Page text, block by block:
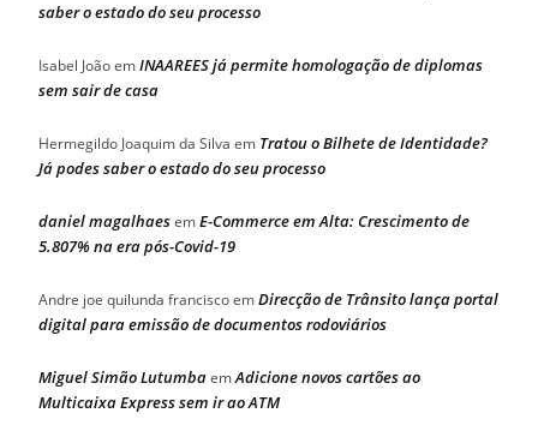
saber o estado do seu processo
Isabel JoãoemINAAREES já permite homologação de diplomas
sem sair de casa
Hermegildo Joaquim da Silva em Tratou o Bilhete de Identidade?
Já podes saber o estado do seu processo
daniel magalhaesemE-Commerce em Alta: Crescimento de
5.807% na era pós-Covid-19
Andre joe quilunda franciscoemDirecção de Trânsito lança portal
digital para emissão de documentos rodoviários
Miguel Simão LutumbaemAdicione novos cartões ao
Multicaixa Express sem ir ao ATM